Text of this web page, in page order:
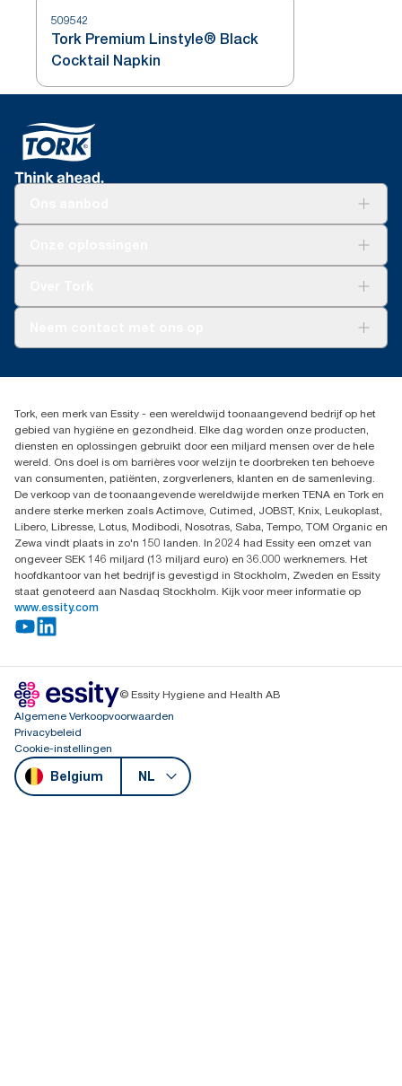
509542
Tork Premium Linstyle® Black
Cocktail Napkin
Dispenserklacht
02 766 05 30
Essity Belgium NV
Berkenlaan 8B
1831 MACHELEN
Tork, een merk van Essity - een wereldwijd toonaangevend bedrijf op het
gebied van hygiëne en gezondheid. Elke dag worden onze producten,
diensten en oplossingen gebruikt door een miljard mensen over de hele
wereld. Ons doel is om barrières voor welzijn te doorbreken ten behoeve
van consumenten, patiënten, zorgverleners, klanten en de samenleving.
De verkoop van de toonaangevende wereldwijde merken TENA en Tork en
andere sterke merken zoals Actimove, Cutimed, JOBST, Knix, Leukoplast,
Libero, Libresse, Lotus, Modibodi, Nosotras, Saba, Tempo, TOM Organic en
Zewa vindt plaats in zo'n 150 landen. In 2024 had Essity een omzet van
ongeveer SEK 146 miljard (13 miljard euro) en 36.000 werknemers. Het
hoofdkantoor van het bedrijf is gevestigd in Stockholm, Zweden en Essity
staat genoteerd aan Nasdaq Stockholm. Kijk voor meer informatie op
www.essity.com
© Essity Hygiene and Health AB
Algemene Verkoopvoorwaarden
Privacybeleid
Cookie-instellingen
Belgium NL